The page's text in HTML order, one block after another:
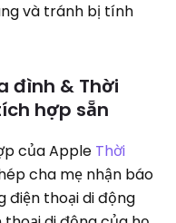
và tránh bị tính
đình & Thời
hợp sẵn
của Apple Thời
cha mẹ nhận báo
điện thoại di động